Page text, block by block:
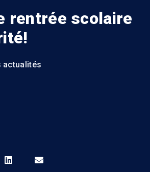
rentrée scolaire
actualités